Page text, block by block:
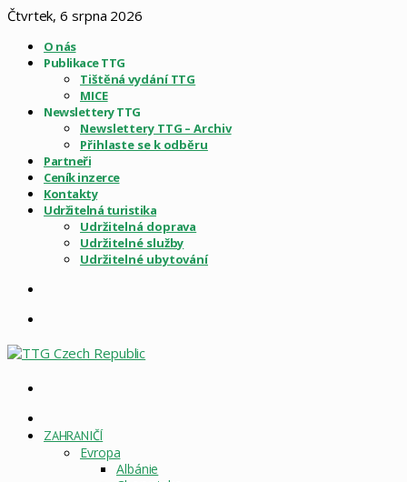
Čtvrtek, 6 srpna 2026
O nás
Publikace TTG
Tištěná vydání TTG
MICE
Newslettery TTG
Newslettery TTG – Archiv
Přihlaste se k odběru
Partneři
Ceník inzerce
Kontakty
Udržitelná turistika
Udržitelná doprava
Udržitelné služby
Udržitelné ubytování
STRÁNKA
ZAHRANIČÍ
Evropa
Albánie